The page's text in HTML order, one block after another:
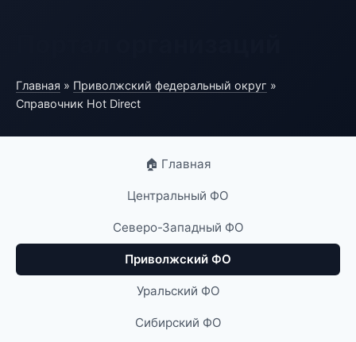
Главная » Приволжский федеральный округ »
Справочник Hot Direct
🏠 Главная
Центральный ФО
Северо-Западный ФО
Приволжский ФО
Уральский ФО
Сибирский ФО